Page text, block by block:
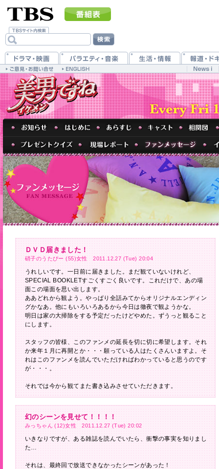
ＤＶＤ届きました！
硝子のうたぴー (55)女性 2011.12.27 (Tue) 20:04
うれしいです。一日前に届きました。まだ観ていないけれど、
SPECIAL BOOKLETすごくすごく良いです。これだけで、あの場
面この場面を思い出します。
ああどれから観よう。やっぱり全話みてからオリジナルエンディン
グかなあ。他にもいろいろあるから今日は徹夜で観ようかな。
明日は家の大掃除をする予定だったけどやめた。ずうっと観ること
にします。
スタッフの皆様、このファンメの延長を切に切に希望します。それ
か来年１月に再開とか・・・願っている人はたくさんいますよ。そ
れはこのファンメを読んでいただければわかっていると思うのです
が・・・。
それでは今から観てまた書き込みさせていただきます。
幻のシーンを見せて！！！！
みっちゃん (12)女性 2011.12.27 (Tue) 20:02
いきなりですが、ある雑誌を読んでいたら、衝撃の事実を知りまし
た…
それは、最終回で放送できなかったシーンがあった！